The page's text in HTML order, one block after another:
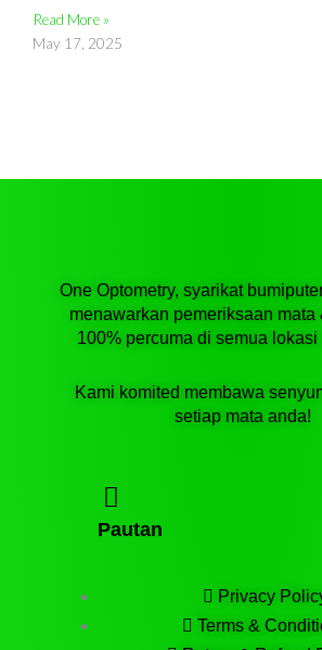
Read More »
May 17, 2025
One Optometry, syarikat
menawarkan pemeriksaan mata
100% percuma di semua lokasi
Kami komited membawa
setiap mata anda!
Pautan
Privacy
Terms &